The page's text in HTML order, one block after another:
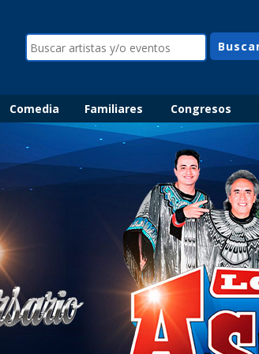
Comedia Familiares Congresos